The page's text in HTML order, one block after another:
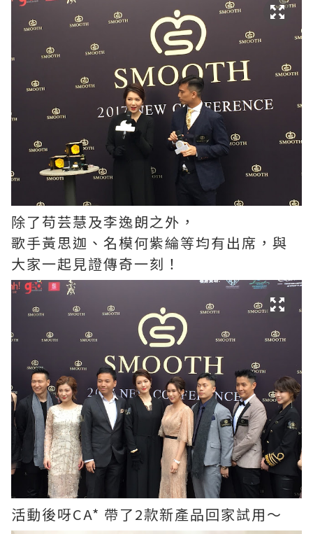
除了苟芸慧及李逸朗之外，
歌手黃思迦、名模何紫綸等均有出席，與
大家⼀起見證傳奇⼀刻！
活動後呀CA* 帶了2款新產品回家試用～